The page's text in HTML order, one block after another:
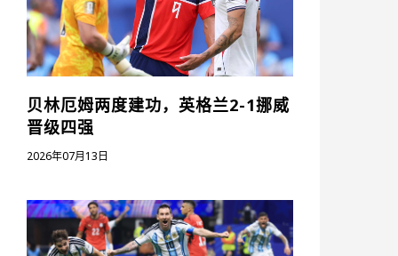
贝林厄姆两度建功，英格兰2-1挪威
晋级四强
2026年07月13日